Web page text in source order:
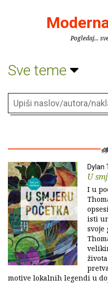
Pogledaj...
Sve teme
Dylan
U
I u
isti
svoje
motive lokalnih legendi u